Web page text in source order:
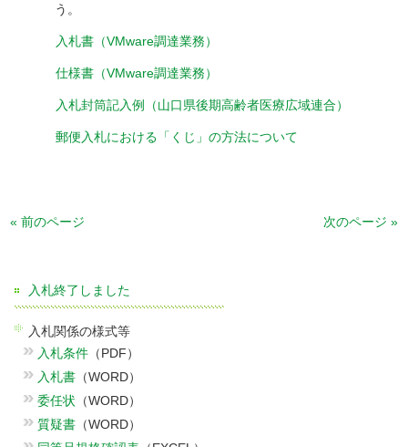
う。
入札書（VMware調達業務）
仕様書（VMware調達業務）
入札封筒記入例（山口県後期高齢者医療広域連合）
郵便入札における「くじ」の方法について
« 前のページ 次のページ »
入札終了しました
入札関係の様式等
入札条件 （PDF）
入札書 （WORD）
委任状 （WORD）
質疑書 （WORD）